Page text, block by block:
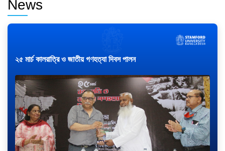
News
২৫ মার্চ কালরাত্রি ও জাতীয় গণহত্যা দিবস পালন